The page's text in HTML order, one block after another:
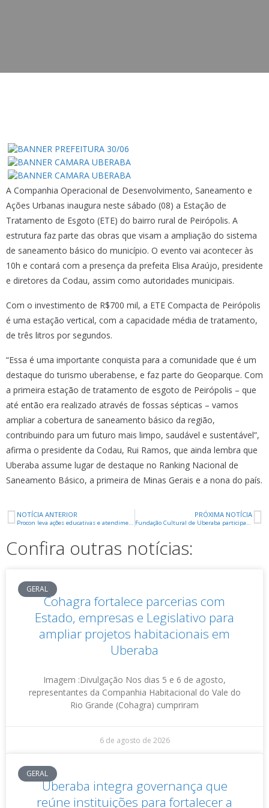
A Companhia Operacional de Desenvolvimento, Saneamento e
Ações Urbanas inaugura neste sábado (08) a Estação de
Tratamento de Esgoto (ETE) do bairro rural de Peirópolis. A
estrutura faz parte das obras que visam a ampliação do sistema
de saneamento básico do município. O evento vai acontecer às
10h e contará com a presença da prefeita Elisa Araújo, presidente
e diretores da Codau, assim como autoridades municipais.
Com o investimento de R$700 mil, a ETE Compacta de Peirópolis
é uma estação vertical, com a capacidade média de tratamento,
de três litros por segundos.
“Essa é uma importante conquista para a comunidade que é um
destaque do turismo uberabense, e faz parte do Geoparque. Com
a primeira estação de tratamento de esgoto de Peirópolis – que
até então era realizado através de fossas sépticas – vamos
ampliar a cobertura de saneamento básico da região,
contribuindo para um futuro mais limpo, saudável e sustentável”,
afirma o presidente da Codau, Rui Ramos, que ainda lembra que
Uberaba assume lugar de destaque no Ranking Nacional de
Saneamento Básico, a primeira de Minas Gerais e a nona do país.
NOTÍCIA ANTERIOR
Procon leva ações educativas e atendimento gratuito a escolas e municípios da região
PRÓXIMA NOTÍCIA
Fundação Cultural de Uberaba participa do principal evento sobre patrimônio cultural do país
Confira outras notícias:
GERAL
Cohagra fortalece parcerias com
Estado, empresas e Legislativo para
ampliar projetos habitacionais em
Uberaba
Imagem :Divulgação Nos dias 5 e 6 de agosto,
representantes da Companhia Habitacional do Vale do
Rio Grande (Cohagra) cumpriram
6 de agosto de 2026
GERAL
Uberaba integra governança que
reúne instituições para fortalecer a